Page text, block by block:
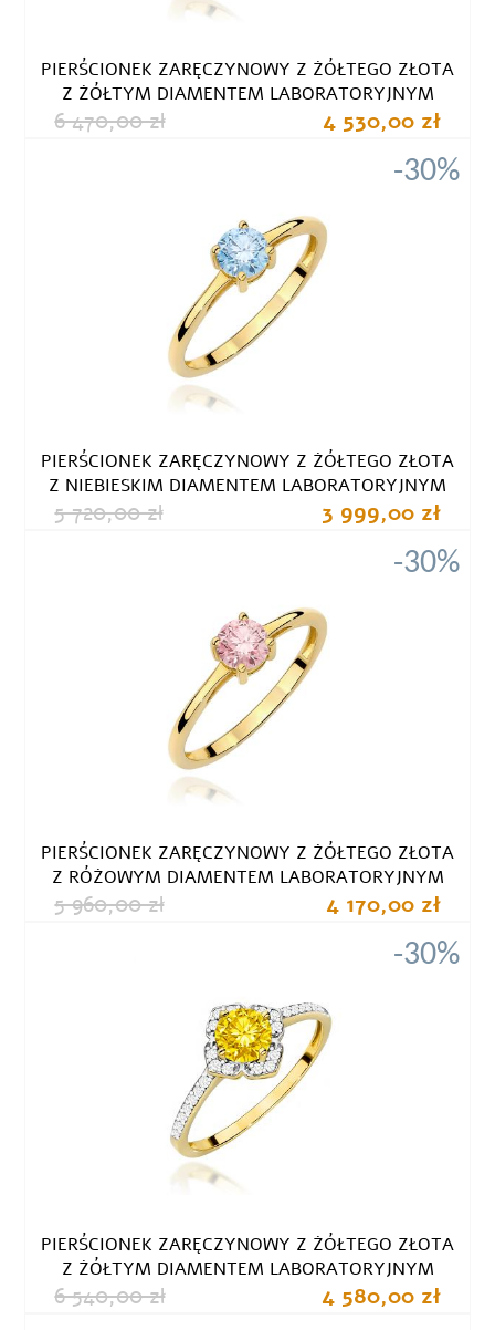
PIERŚCIONEK ZARĘCZYNOWY Z ŻÓŁTEGO ZŁOTA
Z ŻÓŁTYM DIAMENTEM LABORATORYJNYM
6 470,00 zł 4 530,00 zł
-30%
PIERŚCIONEK ZARĘCZYNOWY Z ŻÓŁTEGO ZŁOTA
Z NIEBIESKIM DIAMENTEM LABORATORYJNYM
5 720,00 zł 3 999,00 zł
-30%
PIERŚCIONEK ZARĘCZYNOWY Z ŻÓŁTEGO ZŁOTA
Z RÓŻOWYM DIAMENTEM LABORATORYJNYM
5 960,00 zł 4 170,00 zł
-30%
PIERŚCIONEK ZARĘCZYNOWY Z ŻÓŁTEGO ZŁOTA
Z ŻÓŁTYM DIAMENTEM LABORATORYJNYM
6 540,00 zł 4 580,00 zł